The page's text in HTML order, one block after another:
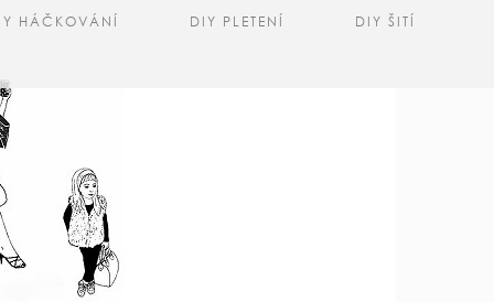
HÁČKOVÁNÍ DIY PLETENÍ DIY ŠITÍ